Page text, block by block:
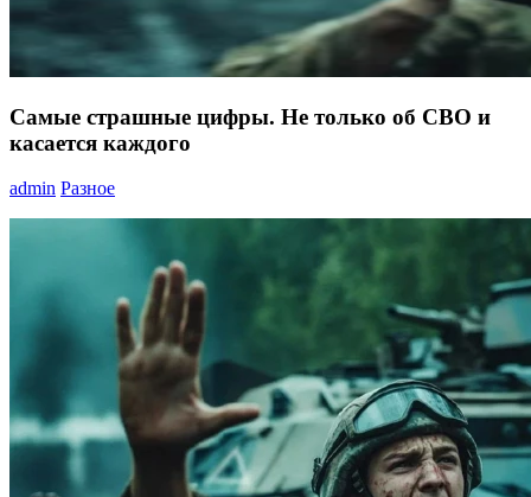
Самые страшные цифры. Не только об СВО и
касается каждого
admin Разное